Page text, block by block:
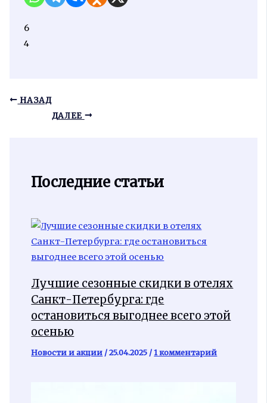
6
4
НАЗАД
ДАЛЕЕ
Последние статьи
Лучшие сезонные скидки в отелях
Санкт-Петербурга: где
остановиться выгоднее всего этой
осенью
Новости и акции /25.04.2025 /1 комментарий